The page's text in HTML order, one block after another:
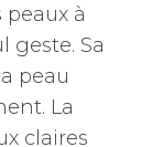
à
geste. Sa
peau
La
claires